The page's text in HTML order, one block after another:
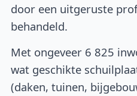
door een uitgeruste
behandeld.
Met ongeveer 6 825
wat geschikte
(daken, tuinen,